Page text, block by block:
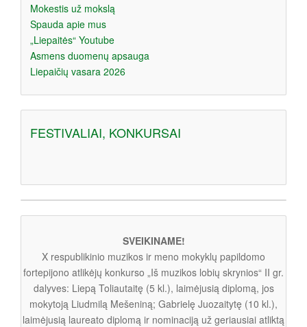
Mokestis už mokslą
Spauda apie mus
„Liepaitės“ Youtube
Asmens duomenų apsauga
Liepaičių vasara 2026
FESTIVALIAI, KONKURSAI
SVEIKINAME!
X respublikinio muzikos ir meno mokyklų papildomo
fortepijono atlikėjų konkurso „Iš muzikos lobių skrynios“ II gr.
dalyves: Liepą Toliautaitę (5 kl.), laimėjusią diplomą, jos
mokytoją Liudmilą Mešeniną; Gabrielę Juozaitytę (10 kl.),
laimėjusią laureato diplomą ir nominaciją už geriausiai atliktą